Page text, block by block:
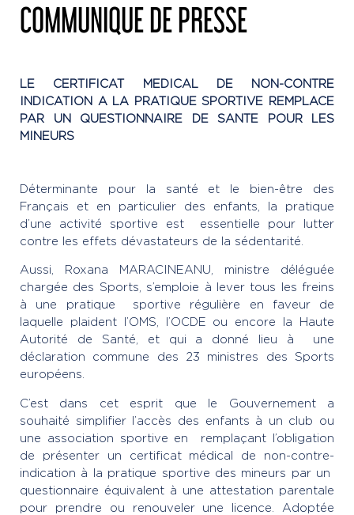
COMMUNIQUE DE PRESSE
LE CERTIFICAT MEDICAL DE NON-CONTRE
INDICATION A LA PRATIQUE SPORTIVE REMPLACE
PAR UN QUESTIONNAIRE DE SANTE POUR LES
MINEURS
Déterminante pour la santé et le bien-être des
Français et en particulier des enfants, la pratique
d’une activité sportive est essentielle pour lutter
contre les effets dévastateurs de la sédentarité.
Aussi, Roxana MARACINEANU, ministre déléguée
chargée des Sports, s’emploie à lever tous les freins
à une pratique sportive régulière en faveur de
laquelle plaident l’OMS, l’OCDE ou encore la Haute
Autorité de Santé, et qui a donné lieu à une
déclaration commune des 23 ministres des Sports
européens.
C’est dans cet esprit que le Gouvernement a
souhaité simplifier l’accès des enfants à un club ou
une association sportive en remplaçant l’obligation
de présenter un certificat médical de non-contre-
indication à la pratique sportive des mineurs par un
questionnaire équivalent à une attestation parentale
pour prendre ou renouveler une licence. Adoptée